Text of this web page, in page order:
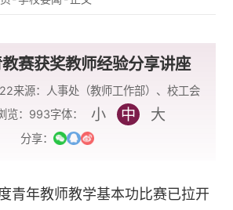
赛获奖教师经验分享讲座
来源：人事处（教师工作部）、校工会
览： 993字体： 小 中 大
分享：
青年教师教学基本功比赛已拉开